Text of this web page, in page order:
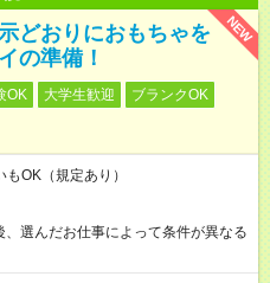
NEW
どおりにおもちゃを
の準備！
OK 大学生歓迎
ブランクOK
OK（規定あり）
選んだお仕事によって条件が異なる